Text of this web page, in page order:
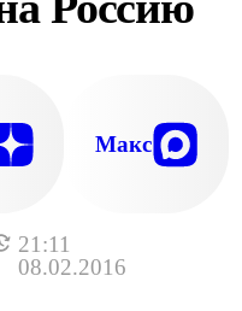
21:11
08.02.2016
Макс